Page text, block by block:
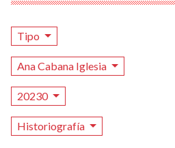
Tipo
Ana Cabana Iglesia
20230
Historiografía